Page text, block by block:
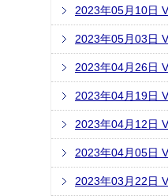
2023年05月10日
2023年05月03日
2023年04月26日
2023年04月19日
2023年04月12日
2023年04月05日
2023年03月22日